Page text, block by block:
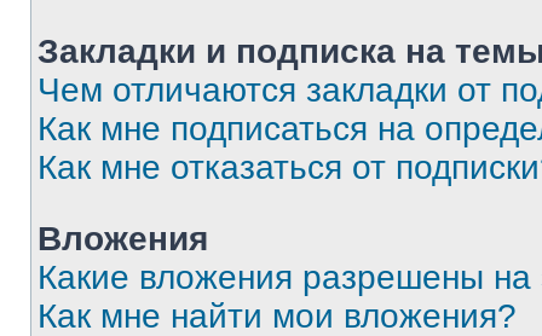
Закладки и подписка на
Чем отличаются закладки от
Как мне подписаться на
Как мне отказаться от
Вложения
Какие вложения разрешены
Как мне найти мои вложения?